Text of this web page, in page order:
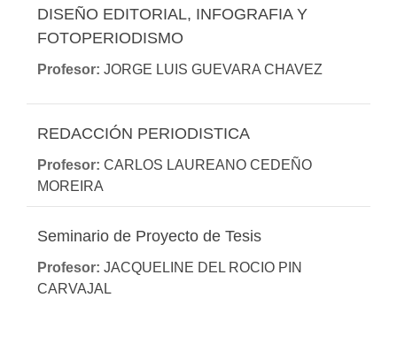
DISEÑO EDITORIAL, INFOGRAFIA Y
FOTOPERIODISMO
Profesor: JORGE LUIS GUEVARA CHAVEZ
REDACCIÓN PERIODISTICA
Profesor: CARLOS LAUREANO CEDEÑO
MOREIRA
Seminario de Proyecto de Tesis
Profesor: JACQUELINE DEL ROCIO PIN
CARVAJAL